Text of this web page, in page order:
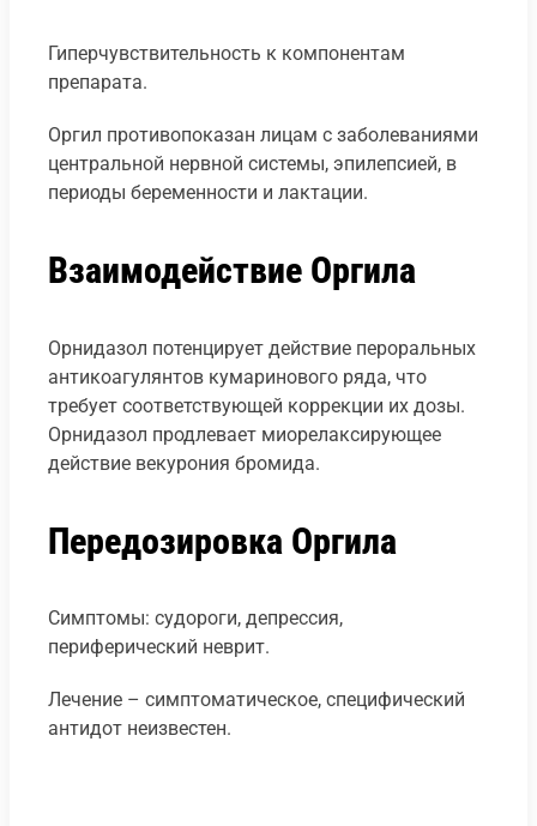
Гиперчувствительность к компонентам
препарата.
Оргил противопоказан лицам с заболеваниями
центральной нервной системы, эпилепсией, в
периоды беременности и лактации.
Взаимодействие Оргила
Орнидазол потенцирует действие пероральных
антикоагулянтов кумаринового ряда, что
требует соответствующей коррекции их дозы.
Орнидазол продлевает миорелаксирующее
действие векурония бромида.
Передозировка Оргила
Симптомы: судороги, депрессия,
периферический неврит.
Лечение – симптоматическое, специфический
антидот неизвестен.